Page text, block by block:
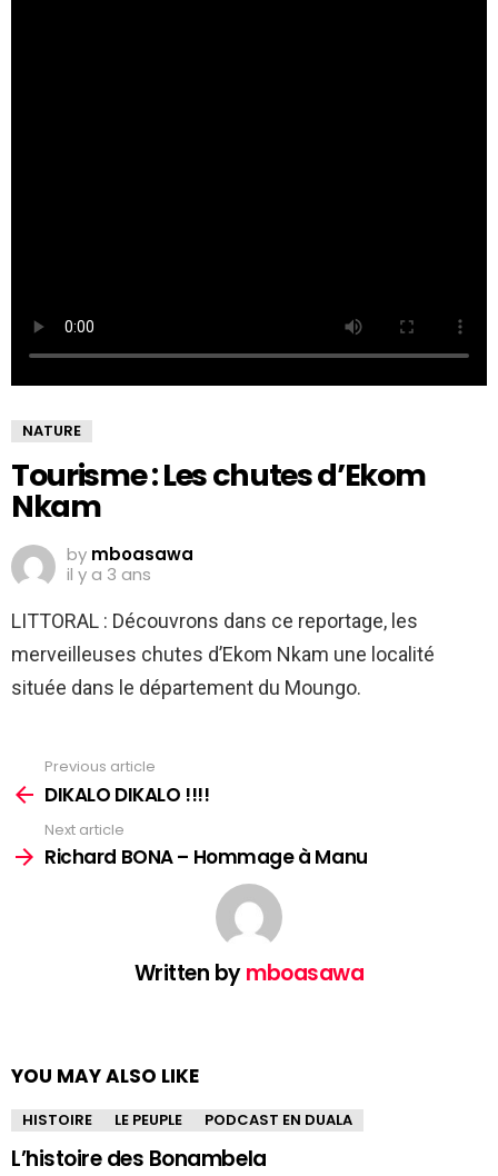
NATURE
Tourisme : Les chutes d’Ekom
Nkam
by mboasawa
il y a 3 ans
LITTORAL : Découvrons dans ce reportage, les
merveilleuses chutes d’Ekom Nkam une localité
située dans le département du Moungo.
more
Previous article
DIKALO DIKALO !!!!
Next article
Richard BONA – Hommage à Manu
Written bymboasawa
YOU MAY ALSO LIKE
HISTOIRE LE PEUPLE PODCAST EN DUALA
L’histoire des Bonambela